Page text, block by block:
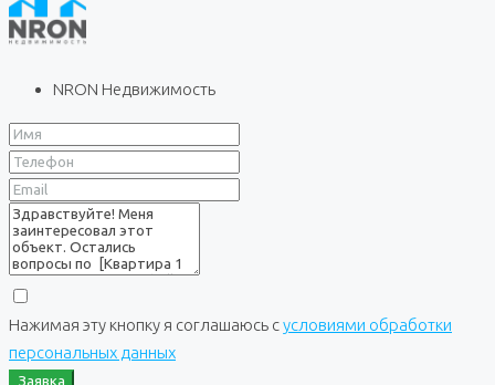
NRON Недвижимость
Нажимая эту кнопку я соглашаюсь сусловиями обработки
персональных данных
Заявка